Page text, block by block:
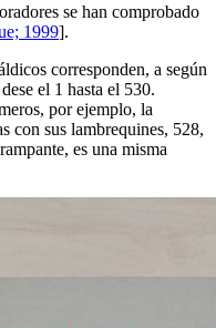
se han comprobado
1999].
corresponden, a según
el 1 hasta el 530.
por ejemplo, la
con sus lambrequines, 528,
es una misma